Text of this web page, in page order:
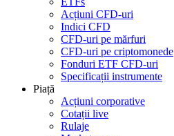
Acțiuni CFD-uri
Indici CFD
CFD-uri pe mărfuri
CFD-uri pe criptomonede
Fonduri ETF CFD-uri
Specificații instrumente
Piață
Acțiuni corporative
Cotații live
Rulaje